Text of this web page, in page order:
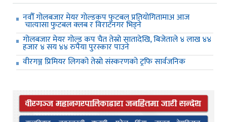
नवौँ गोलबजार मेयर गोल्डकप फुटबल प्रतियोगितामाअ आज
चात्यासा फुटबल क्लब र विराटनगर भिड्ने
गोलबजार मेयर गोल्ड कप चैत तेस्रो सातादेखि, बिजेताले ४ लाख ४४
हजार ४ सय ४४ रुपैया पुरस्कार पाउने
वीरगञ्ज प्रिमियर लिगको तेस्रो संस्करणको ट्रफि सार्वजनिक